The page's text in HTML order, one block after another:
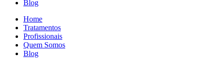
Blog
Home
Tratamentos
Profissionais
Quem Somos
Blog